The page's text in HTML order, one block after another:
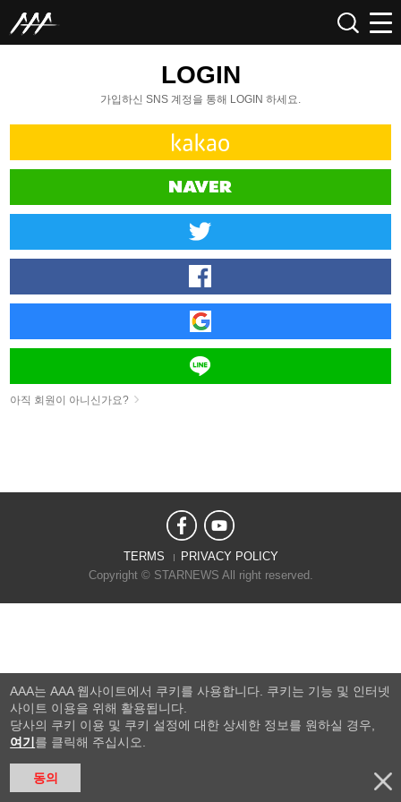
LOGIN
가입하신 SNS 계정을 통해 LOGIN 하세요.
아직 회원이 아니신가요?
TERMS
PRIVACY POLICY
Copyright © STARNEWS All right reserved.
AAA는 AAA 웹사이트에서 쿠키를 사용합니다. 쿠키는 기능 및 인터넷
사이트 이용을 위해 활용됩니다.
당사의 쿠키 이용 및 쿠키 설정에 대한 상세한 정보를 원하실 경우,
여기 를 클릭해 주십시오.
동의